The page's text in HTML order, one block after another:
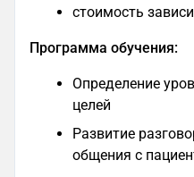
стоимость
Программа обучения:
Определение
целей
Развитие
общения с